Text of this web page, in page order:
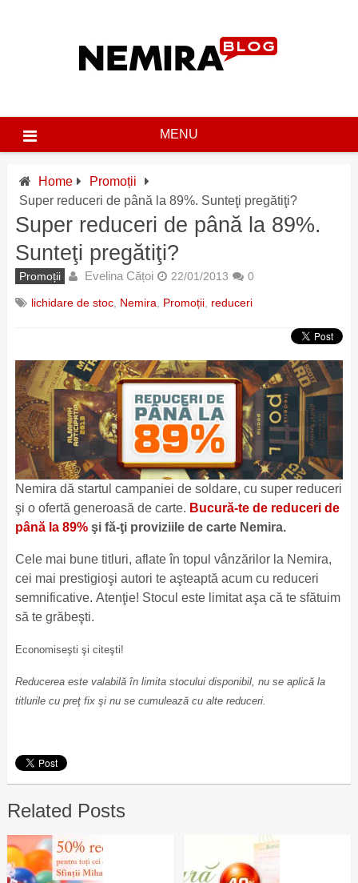
MENU
Home
Promoții
Super reduceri de până la 89%. Sunteţi pregătiţi?
Super reduceri de până la 89%.
Sunteţi pregătiţi?
Promoții Evelina Cățoi 22/01/2013 0
lichidare de stoc, Nemira Promoții, reduceri
Nemira dă startul campaniei de soldare, cu super reduceri
şi o ofertă generoasă de carte. Bucură-te de reduceri de
până la 89%şi fă-ţi proviziile de carte Nemira.
Cele mai bune titluri, aflate în topul vânzărilor la Nemira,
cei mai prestigioşi autori te aşteaptă acum cu reduceri
semnificative. Atenţie! Stocul este limitat aşa că te sfătuim
să te grăbeşti.
Economiseşti şi citeşti!
Reducerea este valabilă în limita stocului disponibil, nu se aplică la
titlurile cu preţ fix şi nu se cumulează cu alte reduceri.
Related Posts